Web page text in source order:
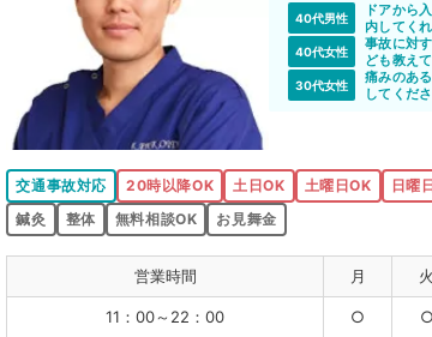
40代男性
ドアから
内してく
40代女性
事故に対
ども教え
30代女性
痛みのあ
してくだ
交通事故対応 20時以降OK 土日OK 土曜日OK 日曜
鍼灸
整体 無料相談OK お見舞金
営業時間 月 火
11：00～22：00 ○ ○